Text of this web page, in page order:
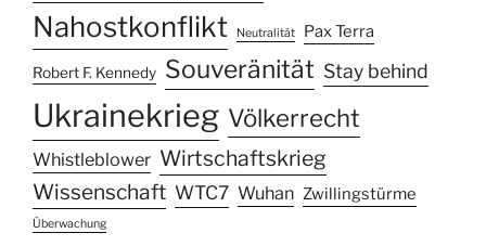
Nahostkonflikt Neutralität Pax Terra
Robert F. Kennedy Souveränität Stay behind
Ukrainekrieg Völkerrecht
Whistleblower Wirtschaftskrieg
Wissenschaft WTC7 Wuhan Zwillingstürme
Überwachung